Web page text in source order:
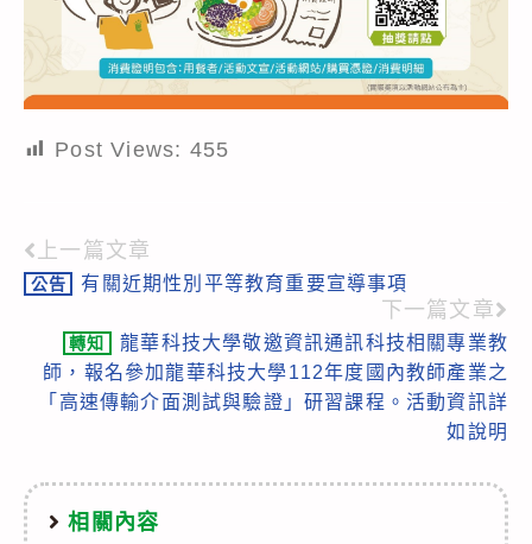
Post Views: 455
Read
more
articles
上一篇文章
公告 有關近期性別平等教育重要宣導事項
下一篇文章
轉知
龍華科技大學敬邀資訊通訊科技相關專業教
師，報名參加龍華科技大學112年度國內教師產業之
「高速傳輸介面測試與驗證」研習課程。活動資訊詳
如說明
相關內容